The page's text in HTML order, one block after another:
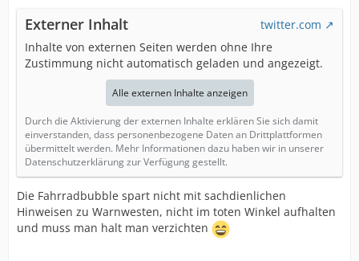
Externer Inhalt
twitter.com
Inhalte von externen Seiten werden ohne Ihre
Zustimmung nicht automatisch geladen und angezeigt.
Alle externen Inhalte anzeigen
Durch die Aktivierung der externen Inhalte erklären Sie sich damit
einverstanden, dass personenbezogene Daten an Drittplattformen
übermittelt werden. Mehr Informationen dazu haben wir in unserer
Datenschutzerklärung zur Verfügung gestellt.
Die Fahrradbubble spart nicht mit sachdienlichen
Hinweisen zu Warnwesten, nicht im toten Winkel aufhalten
und muss man halt man verzichten